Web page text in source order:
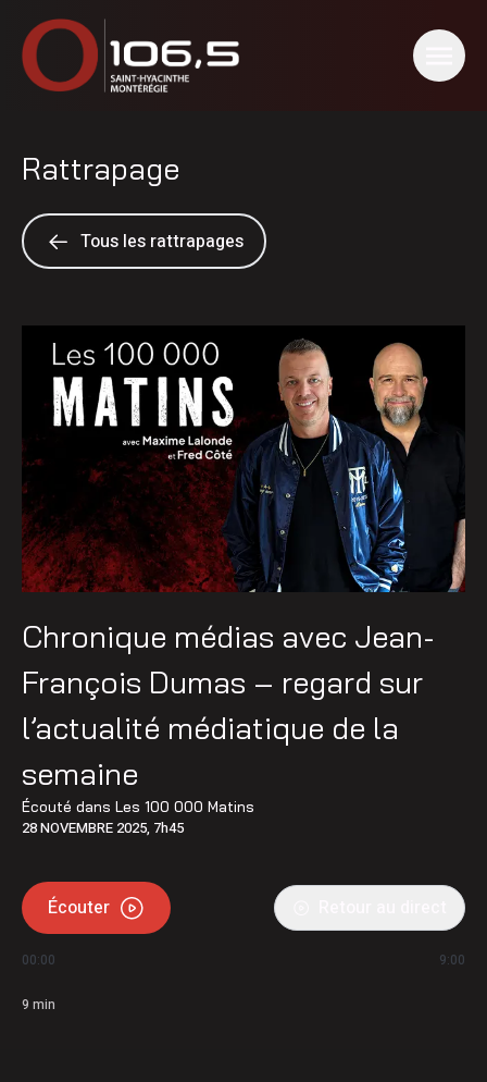
Rattrapage
Tous les rattrapages
Chronique médias avec Jean-
François Dumas – regard sur
l’actualité médiatique de la
semaine
Écouté dans Les 100 000 Matins
28 NOVEMBRE 2025, 7h45
Écouter
00:00 9:00
9 min